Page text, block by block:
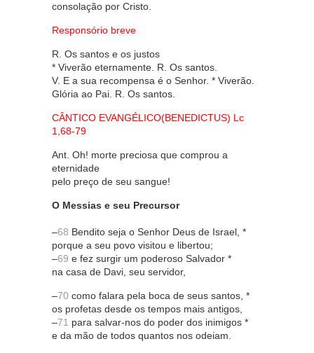
consolação por Cristo.
Responsório breve
R. Os santos e os justos
* Viverão eternamente. R. Os santos.
V. E a sua recompensa é o Senhor. * Viverão.
Glória ao Pai. R. Os santos.
CÂNTICO EVANGÉLICO(BENEDICTUS) Lc
1,68-79
Ant. Oh! morte preciosa que comprou a
eternidade
pelo preço de seu sangue!
O Messias e seu Precursor
–68 Bendito seja o Senhor Deus de Israel, *
porque a seu povo visitou e libertou;
–69 e fez surgir um poderoso Salvador *
na casa de Davi, seu servidor,
–70 como falara pela boca de seus santos, *
os profetas desde os tempos mais antigos,
–71 para salvar-nos do poder dos inimigos *
e da mão de todos quantos nos odeiam.